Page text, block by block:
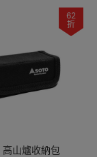
62
折